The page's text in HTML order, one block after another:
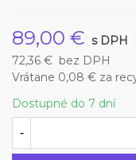
89,00 € s DPH
72,36 € bez DPH
Vrátane 0,08 € za
Dostupné do 7 dní
-